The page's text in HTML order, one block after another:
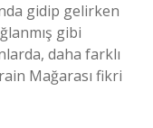
gidip gelirken
gibi
daha farklı
Mağarası fikri